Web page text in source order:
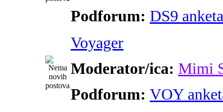
Podforum: DS9 anketa
Voyager
Moderator/ica: Mimi
Podforum: VOY